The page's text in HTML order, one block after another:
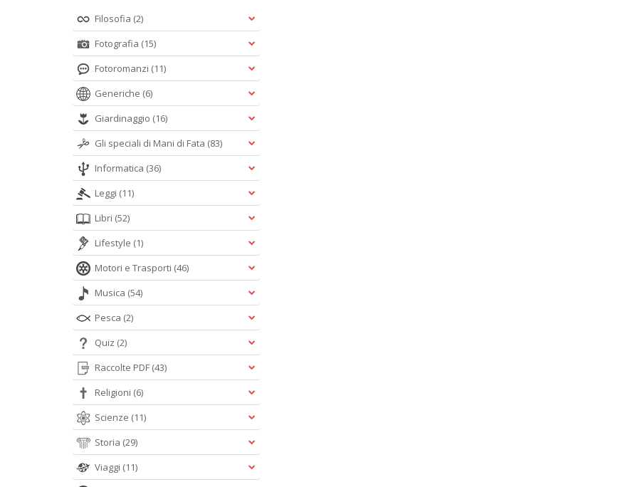
Filosofia (2)
Fotografia (15)
Fotoromanzi (11)
Generiche (6)
Giardinaggio (16)
Gli speciali di Mani di Fata (83)
Informatica (36)
Leggi (11)
Libri (52)
Lifestyle (1)
Motori e Trasporti (46)
Musica (54)
Pesca (2)
Quiz (2)
Raccolte PDF (43)
Religioni (6)
Scienze (11)
Storia (29)
Viaggi (11)